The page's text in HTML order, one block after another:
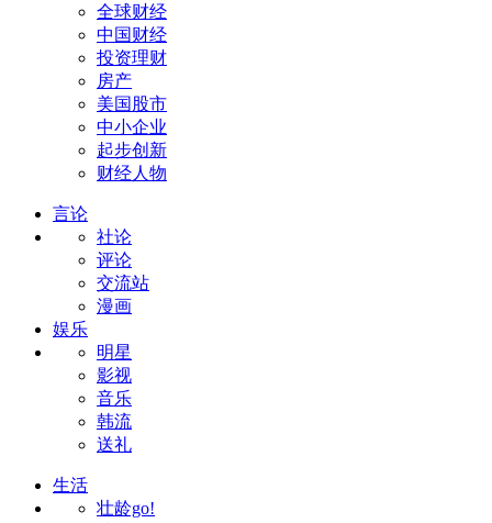
全球财经
中国财经
投资理财
房产
美国股市
中小企业
起步创新
财经人物
言论
社论
评论
交流站
漫画
娱乐
明星
影视
音乐
韩流
送礼
生活
壮龄go!